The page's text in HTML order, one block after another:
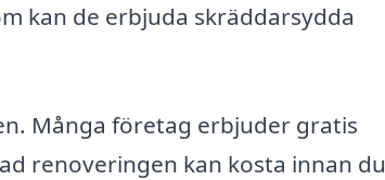
kan de erbjuda skräddarsydda
Många företag erbjuder gratis
renoveringen kan kosta innan du